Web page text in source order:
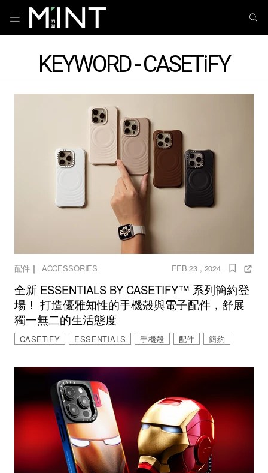
KEYWORD - CASETiFY
配件｜ ACCESSORIES FEB 23 , 2024
全新 ESSENTIALS BY CASETIFY™ 系列簡約登
場！ 打造優雅知性的手機殼與電子配件，舒展
獨一無二的生活態度
CASETiFY ESSENTIALS 手機殼 配件 簡約